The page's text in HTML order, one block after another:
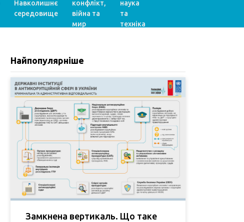
Навколишнє
середовище
конфлікт,
війна та
мир
наука
та
техніка
Найпопулярніше
Замкнена вертикаль. Що таке